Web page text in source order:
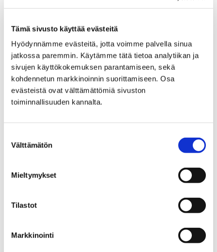
Tämä sivusto käyttää evästeitä
Hyödynnämme evästeitä, jotta voimme palvella sinua
jatkossa paremmin. Käytämme tätä tietoa analytiikan ja
sivujen käyttökokemuksen parantamiseen, sekä
kohdennetun markkinoinnin suorittamiseen. Osa
evästeistä ovat välttämättömiä sivuston
toiminnallisuuden kannalta.
valinta
Välttämätön
Mieltymykset
Tilastot
Markkinointi
Etusivu
Näyttelyt
Lainattavat kiertonäyttelyt
Pihat, portit ja aidat
Pihat, portit ja aidat
Etusivu